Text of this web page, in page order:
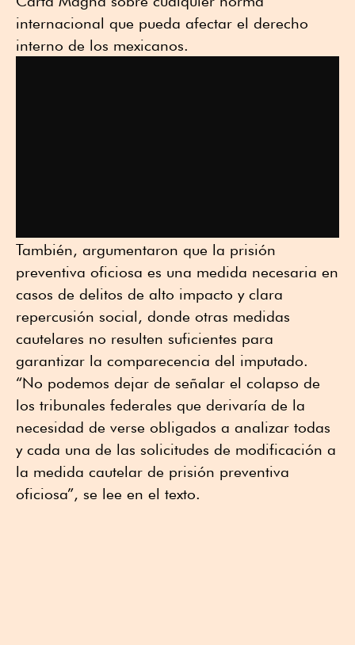
internacional que pueda afectar el derecho
interno de los mexicanos.
También, argumentaron que la prisión
preventiva oficiosa es una medida necesaria en
casos de delitos de alto impacto y clara
repercusión social, donde otras medidas
cautelares no resulten suficientes para
garantizar la comparecencia del imputado.
“No podemos dejar de señalar el colapso de
los tribunales federales que derivaría de la
necesidad de verse obligados a analizar todas
y cada una de las solicitudes de modificación a
la medida cautelar de prisión preventiva
oficiosa”, se lee en el texto.